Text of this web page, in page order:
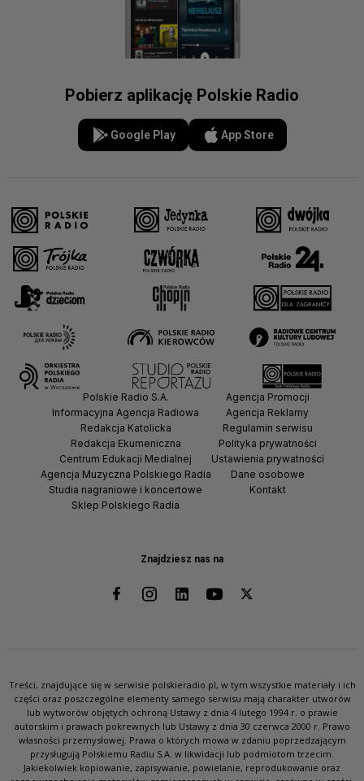
Pobierz aplikację Polskie Radio
Google Play App Store
Znajdziesz nas na
Polskie Radio S.A.
Informacyjna Agencja Radiowa
Redakcja Katolicka
Redakcja Ekumeniczna
Centrum Edukacji Medialnej
Agencja Muzyczna Polskiego Radia
Studia nagraniowe i koncertowe
Sklep Polskiego Radia
Agencja Promocji
Agencja Reklamy
Regulamin serwisu
Polityka prywatności
Ustawienia prywatności
Dane osobowe
Kontakt
Treści, znajdujące się w serwisie polskieradio.pl, w tym wszystkie materiały i ich
części oraz poszczególne elementy samego serwisu mają charakter utworów
lub wytworów objętych ochroną Ustawy z dnia 4 lutego 1994 r. o prawie
autorskim i prawach pokrewnych lub Ustawy z dnia 30 czerwca 2000 r. Prawo
własności przemysłowej. Prawa o których mowa w zdaniu poprzedzającym
przysługują Polskiemu Radiu S.A. w likwidacji lub podmiotom trzecim.
Jakiekolwiek kopiowanie, zapisywanie, powielanie, reprodukowanie oraz